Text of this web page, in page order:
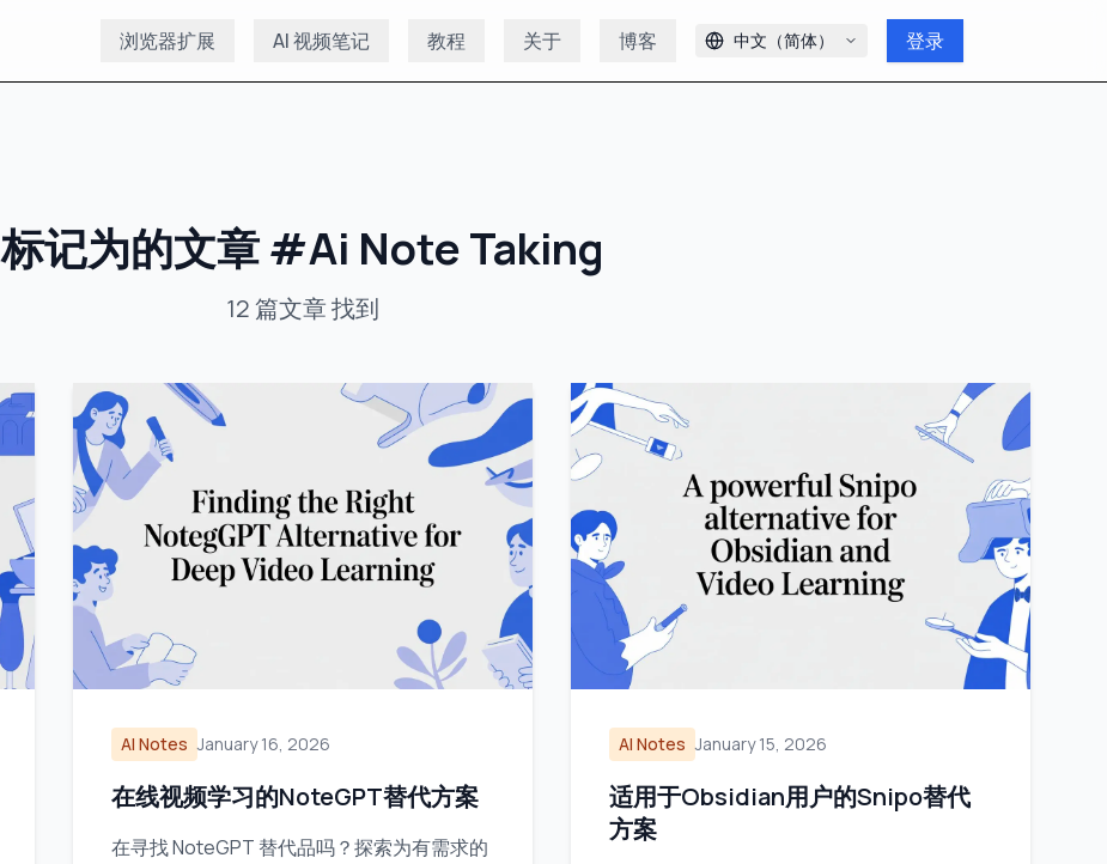
浏览器扩展 AI 视频笔记 教程 关于 博客 中文（简体） 登录
标记为的文章#Ai Note Taking
12篇文章找到
AI Notes January 16, 2026
在线视频学习的NoteGPT替代方案
在寻找 NoteGPT 替代品吗？探索为有需求的
AI Notes January 15, 2026
适用于Obsidian用户的Snipo替代
方案